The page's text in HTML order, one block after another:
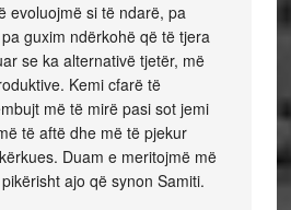
evoluojmë si të ndarë, pa
guxim ndërkohë që të tjera
se ka alternativë tjetër, më
Kemi cfarë të
më të mirë pasi sot jemi
të aftë dhe më të pjekur
Duam e meritojmë më
ajo që synon Samiti.